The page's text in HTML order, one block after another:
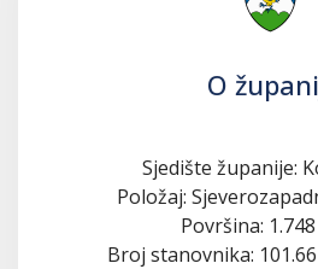
O
Sjedište županije:
Položaj:
Površina:
Broj stanovnika: